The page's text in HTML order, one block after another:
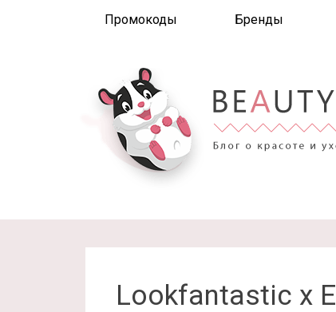
Промокоды Бренды
Lookfantastic x